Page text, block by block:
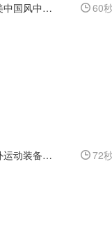
唯美中国风中秋佳节视频 60
户外运动装备广告 72